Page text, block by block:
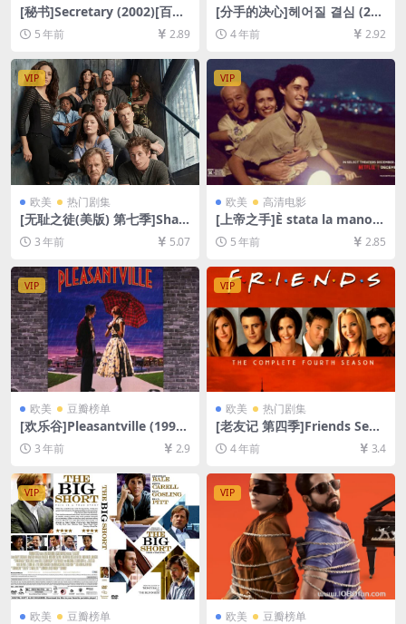
[秘书]Secretary (2002)[百度
网盘+迅雷云盘资源1080P超
清未删减][MP4/6.6GB][中英
字幕]
5 年前 2.89
[分手的决心]헤어질 결심 (202
2)[百度网盘+迅雷云盘资源10
80P超清未删减][MP4/8GB]
[韩语中字]
4 年前 2.92
VIP
欧美 热门剧集
[无耻之徒(美版) 第七季]Sha
meless Season 7 (2016)[百
度网盘+夸克网盘1080P超清
载][MP4/36GB][中英字幕]
3 年前 5.07
VIP
欧美 高清电影
[上帝之手]È stata la mano d
i Dio (2021)[百度网盘+迅雷云
盘资源1080P超清未删减][MP
5 年前 2.85
VIP
欧美 豆瓣榜单
[欢乐谷]Pleasantville (1998)
[百度网盘+夸克网盘1080P超
清未删减资源][网盘在线播放/
下载][MP4/7.7GB][中文字幕]
3 年前 2.9
VIP
欧美 热门剧集
[老友记 第四季]Friends Seas
on 4 (1997)[百度网盘+夸克网
盘资源1080P超清未删减][MP
4/31GB][中英字幕]
4 年前 3.4
VIP
欧美 豆瓣榜单
VIP
欧美 豆瓣榜单